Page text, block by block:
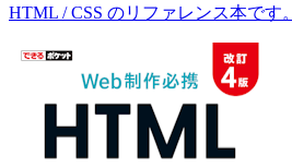
HTML / CSS のリファレンス本です。